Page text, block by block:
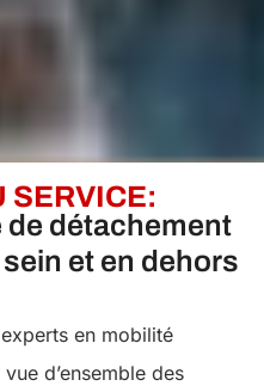
SERVICE:
de détachement
et en dehors
en mobilité
d’ensemble des